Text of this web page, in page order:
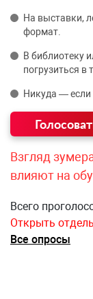
На выставки,
формат.
В библиотеку
погрузиться в
Никуда — если
Взгляд
влияют на
Всего
Открыть
Все опросы